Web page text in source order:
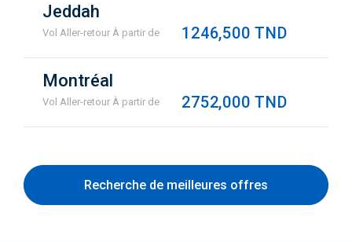
Jeddah
Vol Aller-retour À partir de 1246,500 TND
Montréal
Vol Aller-retour À partir de 2752,000 TND
Recherche de meilleures offres